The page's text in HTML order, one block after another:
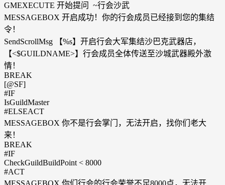
GMEXECUTE 开始提问 ~行会沙武
MESSAGEBOX 开启成功！你的行会成员已经接到您的集结
令！
SendScrollMsg 【%s】开启行会大军集结沙巴克武器店，
【<$GUILDNAME>】行会成员全体传送至沙城武器殿外激
情！
BREAK
[@SF]
#IF
IsGuildMaster
#ELSEACT
MESSAGEBOX 你不是行会掌门，无法开启，找你们老大
来！
BREAK
#IF
CheckGuildBuildPoint < 8000
#ACT
MESSAGEBOX 你们行会的行会荣誉不足8000点，无法开